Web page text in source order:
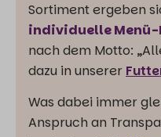
Sortiment ergeben
individuelle
nach dem Motto:
dazu in unserer
Was dabei immer
Anspruch an